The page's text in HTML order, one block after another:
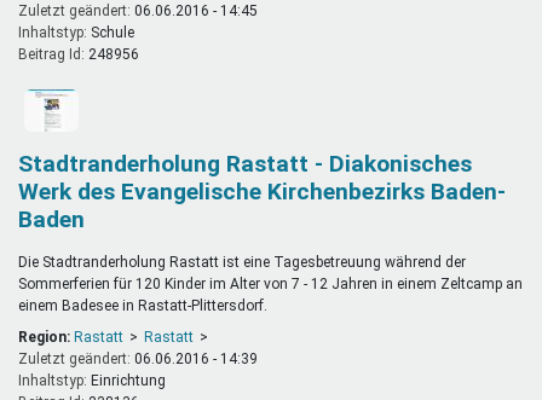
Zuletzt geändert: 06.06.2016 - 14:45
Inhaltstyp:
schule
Beitrag Id: 248956
Stadtranderholung Rastatt - Diakonisches
Werk des Evangelische Kirchenbezirks Baden-
Baden
Die Stadtranderholung Rastatt ist eine Tagesbetreuung während der
Sommerferien für 120 Kinder im Alter von 7 - 12 Jahren in einem Zeltcamp an
einem Badesee in Rastatt-Plittersdorf.
Region: Rastatt
Rastatt
Zuletzt geändert: 06.06.2016 - 14:39
Inhaltstyp:
einrichtung